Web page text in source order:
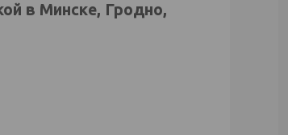
в Минске, Гродно,